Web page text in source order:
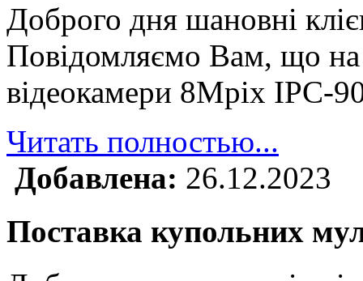
Доброго дня шановні
Повідомляємо Вам, що на
відеокамери 8Mpix IPC-
Читать полностью...
Добавлена: 26.12.2023
Поставка купольних